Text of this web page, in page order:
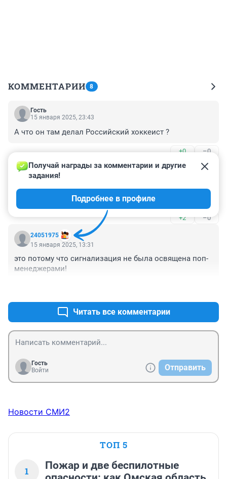
КОММЕНТАРИИ 8
Гость
15 января 2025, 23:43
А что он там делал Российский хоккеист ?
+0 –0
Гость
15 января 2025, 19:12
Правильно сделали,настоящим русским патриотам не
место в их поганой Америке
+2 –0
24051975
Получай награды за комментарии и другие
задания!
Подробнее в профиле
15 января 2025, 13:31
это потому что сигнализация не была освящена поп-
менеджерами!
Читать все комментарии
Гость
Войти
Отправить
Новости СМИ2
ТОП 5
1
Пожар и две беспилотные